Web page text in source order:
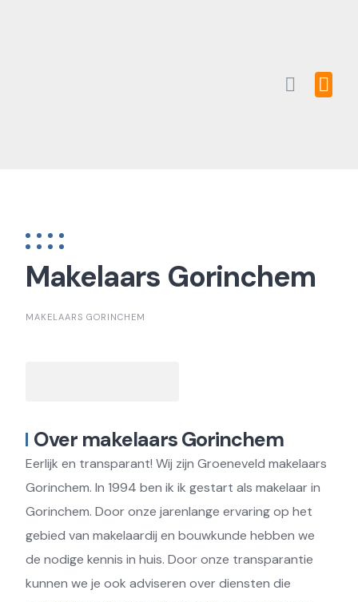
Makelaars Gorinchem
MAKELAARS GORINCHEM
Over makelaars Gorinchem
Eerlijk en transparant! Wij zijn Groeneveld makelaars
Gorinchem. In 1994 ben ik ik gestart als makelaar in
Gorinchem. Door onze jarenlange ervaring op het
gebied van makelaardij en bouwkunde hebben we
de nodige kennis in huis. Door onze transparantie
kunnen we je ook adviseren over diensten die